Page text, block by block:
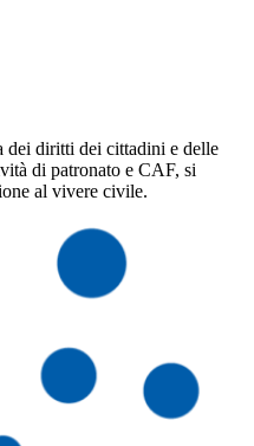
dei diritti dei cittadini e delle
di patronato e CAF, si
al vivere civile.